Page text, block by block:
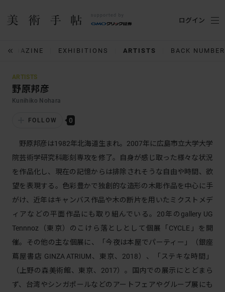
MAGAZINE EXHIBITIONS ARTISTS BACK NUMBER
ログイン
ARTISTS
野原邦彦
Kunihiko Nohara
FOLLOW 0
野原邦彦は1982年北海道生まれ。2007年に広島市立大学大学
院芸術学研究科彫刻専攻を修了。自身が感じ取った様々な状況
を作品化し、現在の記憶からは排除されそうな自由や時間、欲
望を表現する。色彩豊かで独創的な造形の木彫作品を中心に手
がけ、近年はキャンバス作品や木の断片を用いたミクストメデ
ィアなどの平面作品にも取り組んでいる。20年のgallery UG
Tennnoz（東京）のこけら落としとして個展「CYCLE」を開
催。その他の主な個展に、「今夜は本屋でパーティー」（銀座
蔦屋書店 GINZA ATRIUM、東京、2018）、「ステキな時間」
（上野の森美術館、東京、2017）。国内での展示にとどまら
ず、台湾やシンガポールなどのアートフェアやグループ展にも